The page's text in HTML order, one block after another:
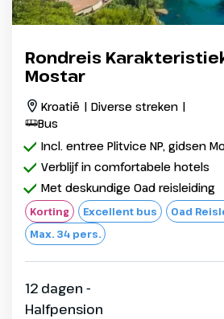
Rondreis
Mostar
Kroatië | Diverse streken |
Bus
Incl. entree Plitvice NP, gidsen
Verblijf in comfortabele hotels
Met deskundige Oad reisleiding
Korting Excellent bus
Oad
Max. 34 pers.
12 dagen -
Halfpension